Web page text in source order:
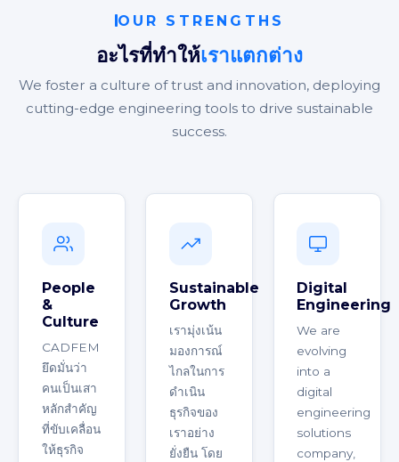
OUR STRENGTHS
อะไรที่ทำให้เราแตกต่าง
We foster a culture of trust and innovation, deploying
cutting-edge engineering tools to drive sustainable
success.
People
&
Culture
CADFEM
ยึดมั่นว่า
คนเป็นเสา
หลักสำคัญ
ที่ขับเคลื่อน
ให้ธุรกิจ
Sustainable
Growth
เรามุ่งเน้น
มองการณ์
ไกลในการ
ดำเนิน
ธุรกิจของ
เราอย่าง
ยั่งยืน โดย
Digital
Engineering
We are
evolving
into a
digital
engineering
solutions
company,